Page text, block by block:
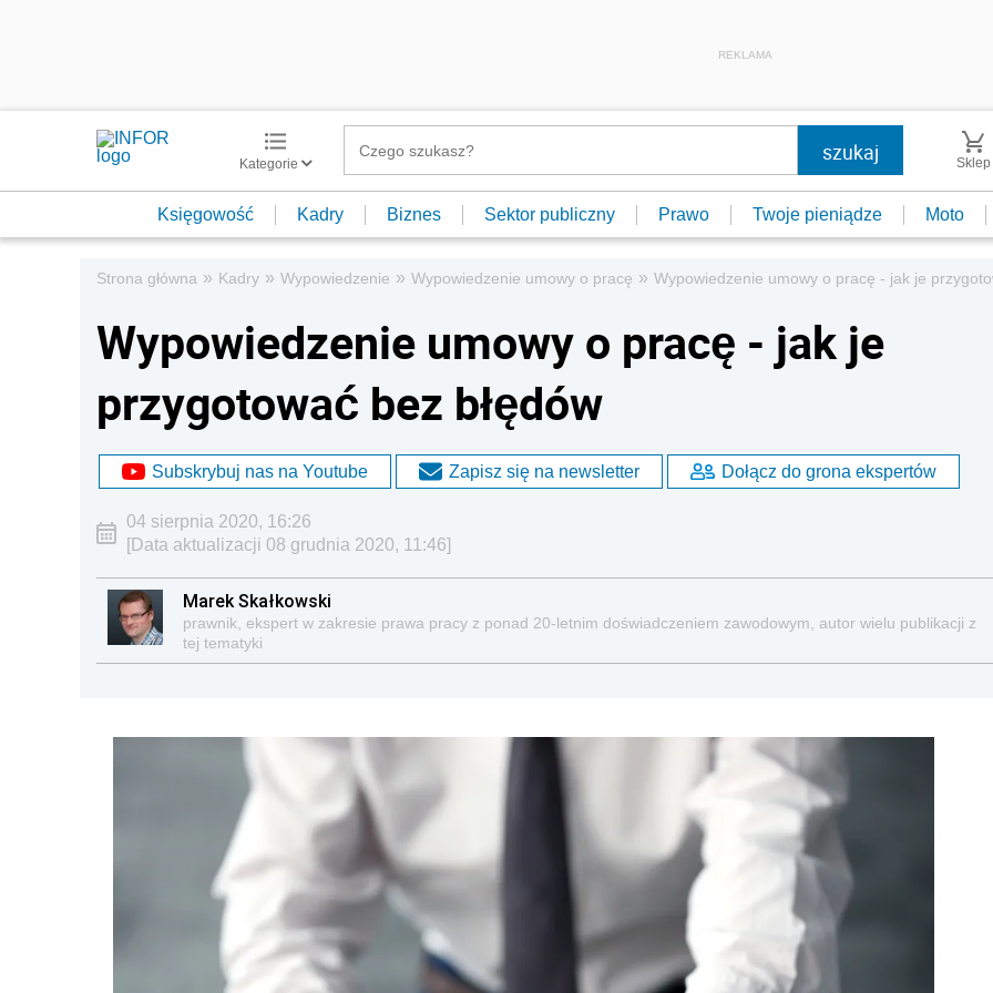
REKLAMA
Kategorie Sklep
Księgowość Kadry Biznes Sektor publiczny Prawo Twoje pieniądze Moto
Strona główna » Kadry » Wypowiedzenie » Wypowiedzenie umowy o pracę » Wypowiedzenie umowy o pracę - jak je
Wypowiedzenie umowy o pracę - jak je
przygotować bez błędów
Subskrybuj nas na Youtube Zapisz się na newsletter Dołącz do grona ekspertów
04 sierpnia 2020, 16:26
[Data aktualizacji 08 grudnia 2020, 11:46]
Marek Skałkowski
prawnik, ekspert w zakresie prawa pracy z ponad 20-letnim doświadczeniem zawodowym, autor wielu publikacji z
tej tematyki